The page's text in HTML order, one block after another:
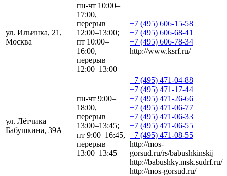
ул. Ильинка, 21,
Москва
пн-чт 10:00–
17:00,
перерыв
12:00–13:00;
пт 10:00–
16:00,
перерыв
12:00–13:00
+7 (495) 606-15-58
+7 (495) 606-68-41
+7 (495) 606-78-34
http://www.ksrf.ru/
ул. Лётчика
Бабушкина, 39А
пн-чт 9:00–
18:00,
перерыв
13:00–13:45;
пт 9:00–16:45,
перерыв
13:00–13:45
+7 (495) 471-04-88
+7 (495) 471-17-44
+7 (495) 471-26-66
+7 (495) 471-06-77
+7 (495) 471-06-33
+7 (495) 471-06-55
+7 (495) 471-08-55
http://mos-
gorsud.ru/rs/babushkinskij
http://babushky.msk.sudrf.ru/
http://mos-gorsud.ru/